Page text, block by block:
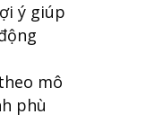
ý giúp
mô
phù